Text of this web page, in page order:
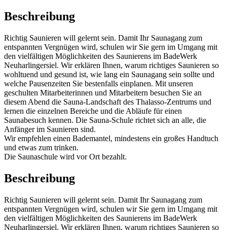
Beschreibung
Richtig Saunieren will gelernt sein. Damit Ihr Saunagang zum
entspannten Vergnügen wird, schulen wir Sie gern im Umgang mit
den vielfältigen Möglichkeiten des Saunierens im BadeWerk
Neuharlingersiel. Wir erklären Ihnen, warum richtiges Saunieren so
wohltuend und gesund ist, wie lang ein Saunagang sein sollte und
welche Pausenzeiten Sie bestenfalls einplanen. Mit unseren
geschulten Mitarbeiterinnen und Mitarbeitern besuchen Sie an
diesem Abend die Sauna-Landschaft des Thalasso-Zentrums und
lernen die einzelnen Bereiche und die Abläufe für einen
Saunabesuch kennen. Die Sauna-Schule richtet sich an alle, die
Anfänger im Saunieren sind.
Wir empfehlen einen Bademantel, mindestens ein großes Handtuch
und etwas zum trinken.
Die Saunaschule wird vor Ort bezahlt.
Beschreibung
Richtig Saunieren will gelernt sein. Damit Ihr Saunagang zum
entspannten Vergnügen wird, schulen wir Sie gern im Umgang mit
den vielfältigen Möglichkeiten des Saunierens im BadeWerk
Neuharlingersiel. Wir erklären Ihnen, warum richtiges Saunieren so